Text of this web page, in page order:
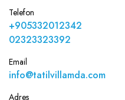
Telefon
+905332012342
02323323392
Email
info@tatilvillamda.com
Adres